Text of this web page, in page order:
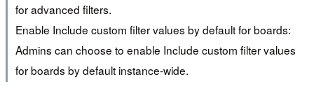
for advanced filters.
Enable Include custom filter values by default for boards:
Admins can choose to enable Include custom filter values
for boards by default instance-wide.